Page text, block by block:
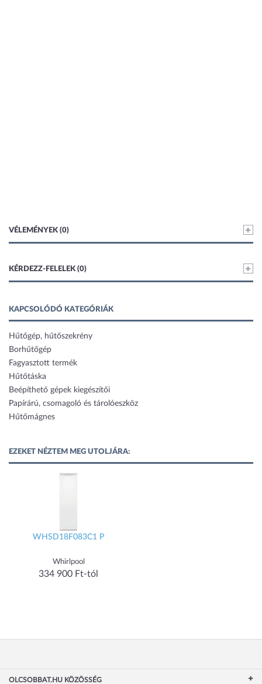
VÉLEMÉNYEK (0)
KÉRDEZZ-FELELEK (0)
KAPCSOLÓDÓ KATEGÓRIÁK
Hűtőgép, hűtőszekrény
Borhűtőgép
Fagyasztott termék
Hűtőtáska
Beépíthető gépek kiegészítői
Papírárú, csomagoló és tárolóeszköz
Hűtőmágnes
EZEKET NÉZTEM MEG UTOLJÁRA:
WHSD18F083C1 P
Whirlpool
334 900 Ft-tól
OLCSOBBAT.HU KÖZÖSSÉG